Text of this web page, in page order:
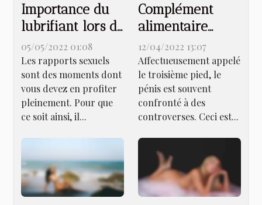
Importance du
lubrifiant lors de
rapports sexuels
05/05/2022 01:08
Les rapports sexuels
sont des moments dont
vous devez en profiter
pleinement. Pour que
ce soit ainsi, il...
Complément
alimentaire
Member xxl
pour agrandir le
pénis : que
faut-il savoir ?
12/04/2022 13:07
Affectueusement appelé
le troisième pied, le
pénis est souvent
confronté à des
controverses. Ceci est...